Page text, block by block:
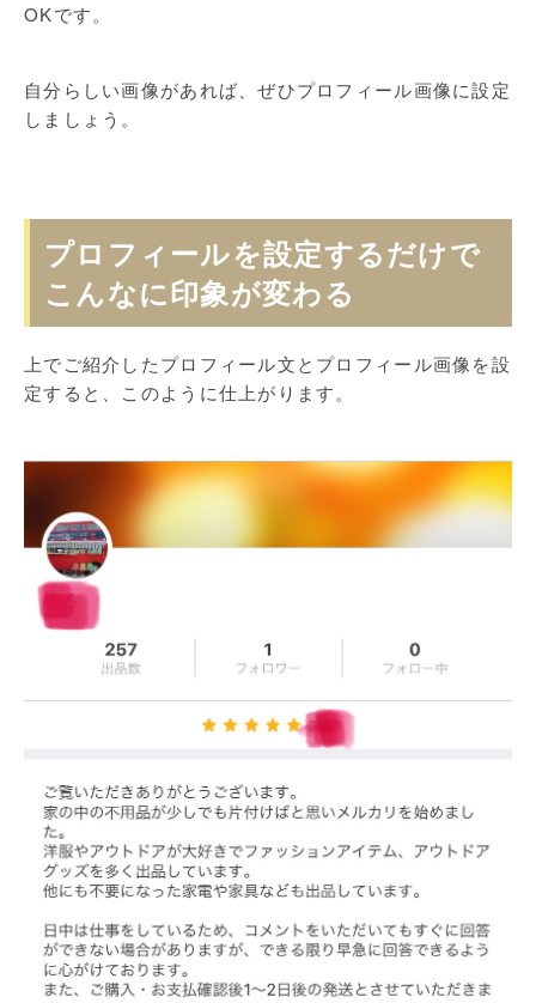
OKです。
自分らしい画像があれば、ぜひプロフィール画像に設定
しましょう。
プロフィールを設定するだけで
こんなに印象が変わる
上でご紹介したプロフィール文とプロフィール画像を設
定すると、このように仕上がります。